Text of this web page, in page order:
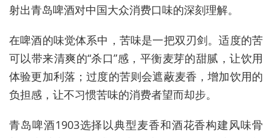
射出青岛啤酒对中国大众消费口味的深刻理解。
在啤酒的味觉体系中，苦味是一把双刃剑。适度的苦
可以带来清爽的“杀口”感，平衡麦芽的甜腻，让饮用
体验更加利落；过度的苦则会遮蔽麦香，增加饮用的
负担感，让不习惯苦味的消费者望而却步。
青岛啤酒1903选择以典型麦香和酒花香构建风味骨